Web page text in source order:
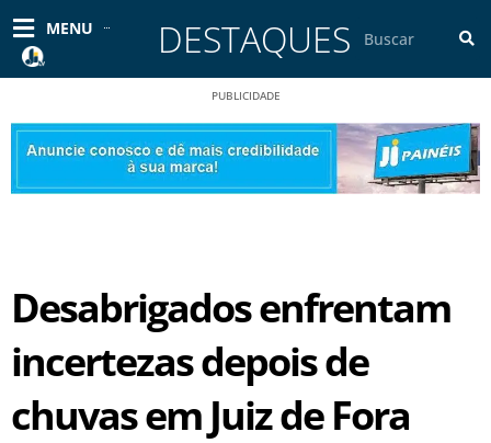
para
conteúdo
MENU DESTAQUES
PUBLICIDADE
Desabrigados enfrentam
incertezas depois de
chuvas em Juiz de Fora